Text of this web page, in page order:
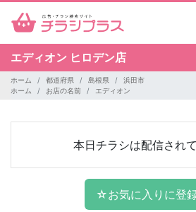
エディオン ヒロデン店
ホーム 都道府県 島根県
浜田市
ホーム
お店の名前 エディオン
本日チラシは配信され